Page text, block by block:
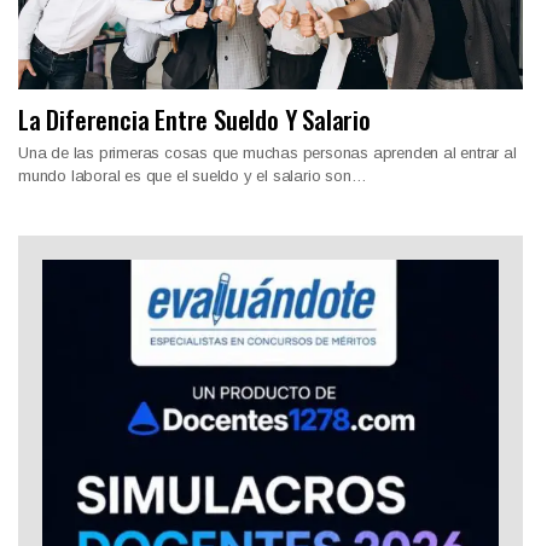
La Diferencia Entre Sueldo Y Salario
Una de las primeras cosas que muchas personas aprenden al entrar al
mundo laboral es que el sueldo y el salario son…